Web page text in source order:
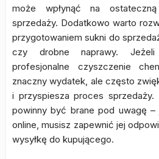
może wpłynąć na
sprzedaży. Dodatkowo warto
przygotowaniem sukni do
czy drobne naprawy.
profesjonalne czyszczenie
znaczny wydatek, ale często
i przyspiesza proces sprzedaży.
powinny być brane pod uwagę –
online, musisz zapewnić jej
wysyłkę do kupującego.